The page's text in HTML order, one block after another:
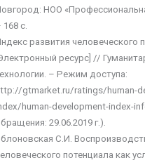
НОО
168 с.
развития человеческого
ресурс] //
– Режим доступа:
gtmarket.ru/ratings/human-
human-development-index-
29.06.2019 г.).
С.И.
потенциала как